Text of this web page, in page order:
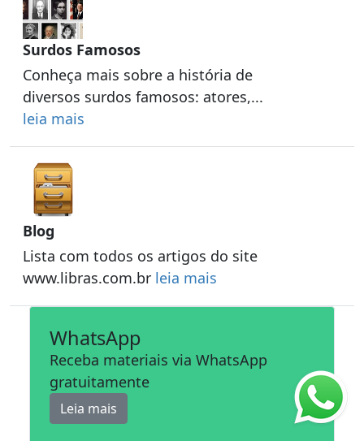
Surdos Famosos
Conheça mais sobre a história de
diversos surdos famosos: atores,...
leia mais
Blog
Lista com todos os artigos do site
www.libras.com.br leia mais
WhatsApp
Receba materiais via WhatsApp
gratuitamente
Leia mais